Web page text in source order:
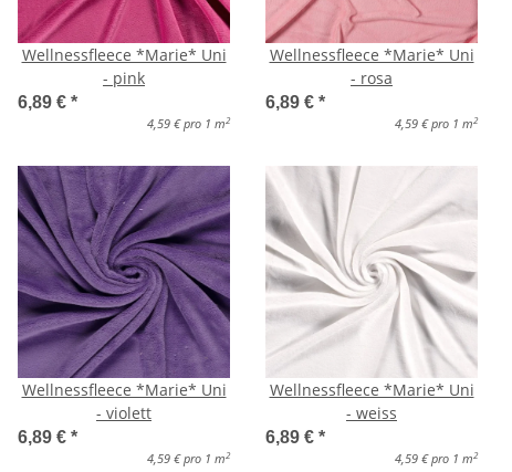
Wellnessfleece *Marie* Uni
- pink
6,89 € *
4,59 € pro 1 m2
Wellnessfleece *Marie* Uni
- rosa
6,89 € *
4,59 € pro 1 m2
Wellnessfleece *Marie* Uni
- violett
6,89 € *
4,59 € pro 1 m2
Wellnessfleece *Marie* Uni
- weiss
6,89 € *
4,59 € pro 1 m2